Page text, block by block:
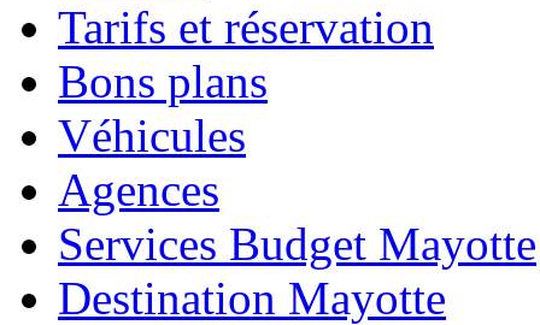
Tarifs et réservation
Bons plans
Véhicules
Agences
Services Budget Mayotte
Destination Mayotte